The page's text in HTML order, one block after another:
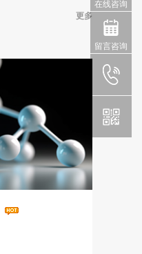
更多
在线咨询
留言咨询